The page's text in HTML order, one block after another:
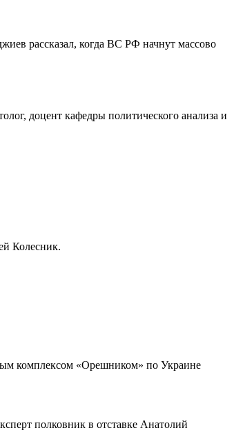
рассказал, когда ВС РФ начнут массово
доцент кафедры политического анализа и
Колесник.
комплексом «Орешником» по Украине
полковник в отставке Анатолий